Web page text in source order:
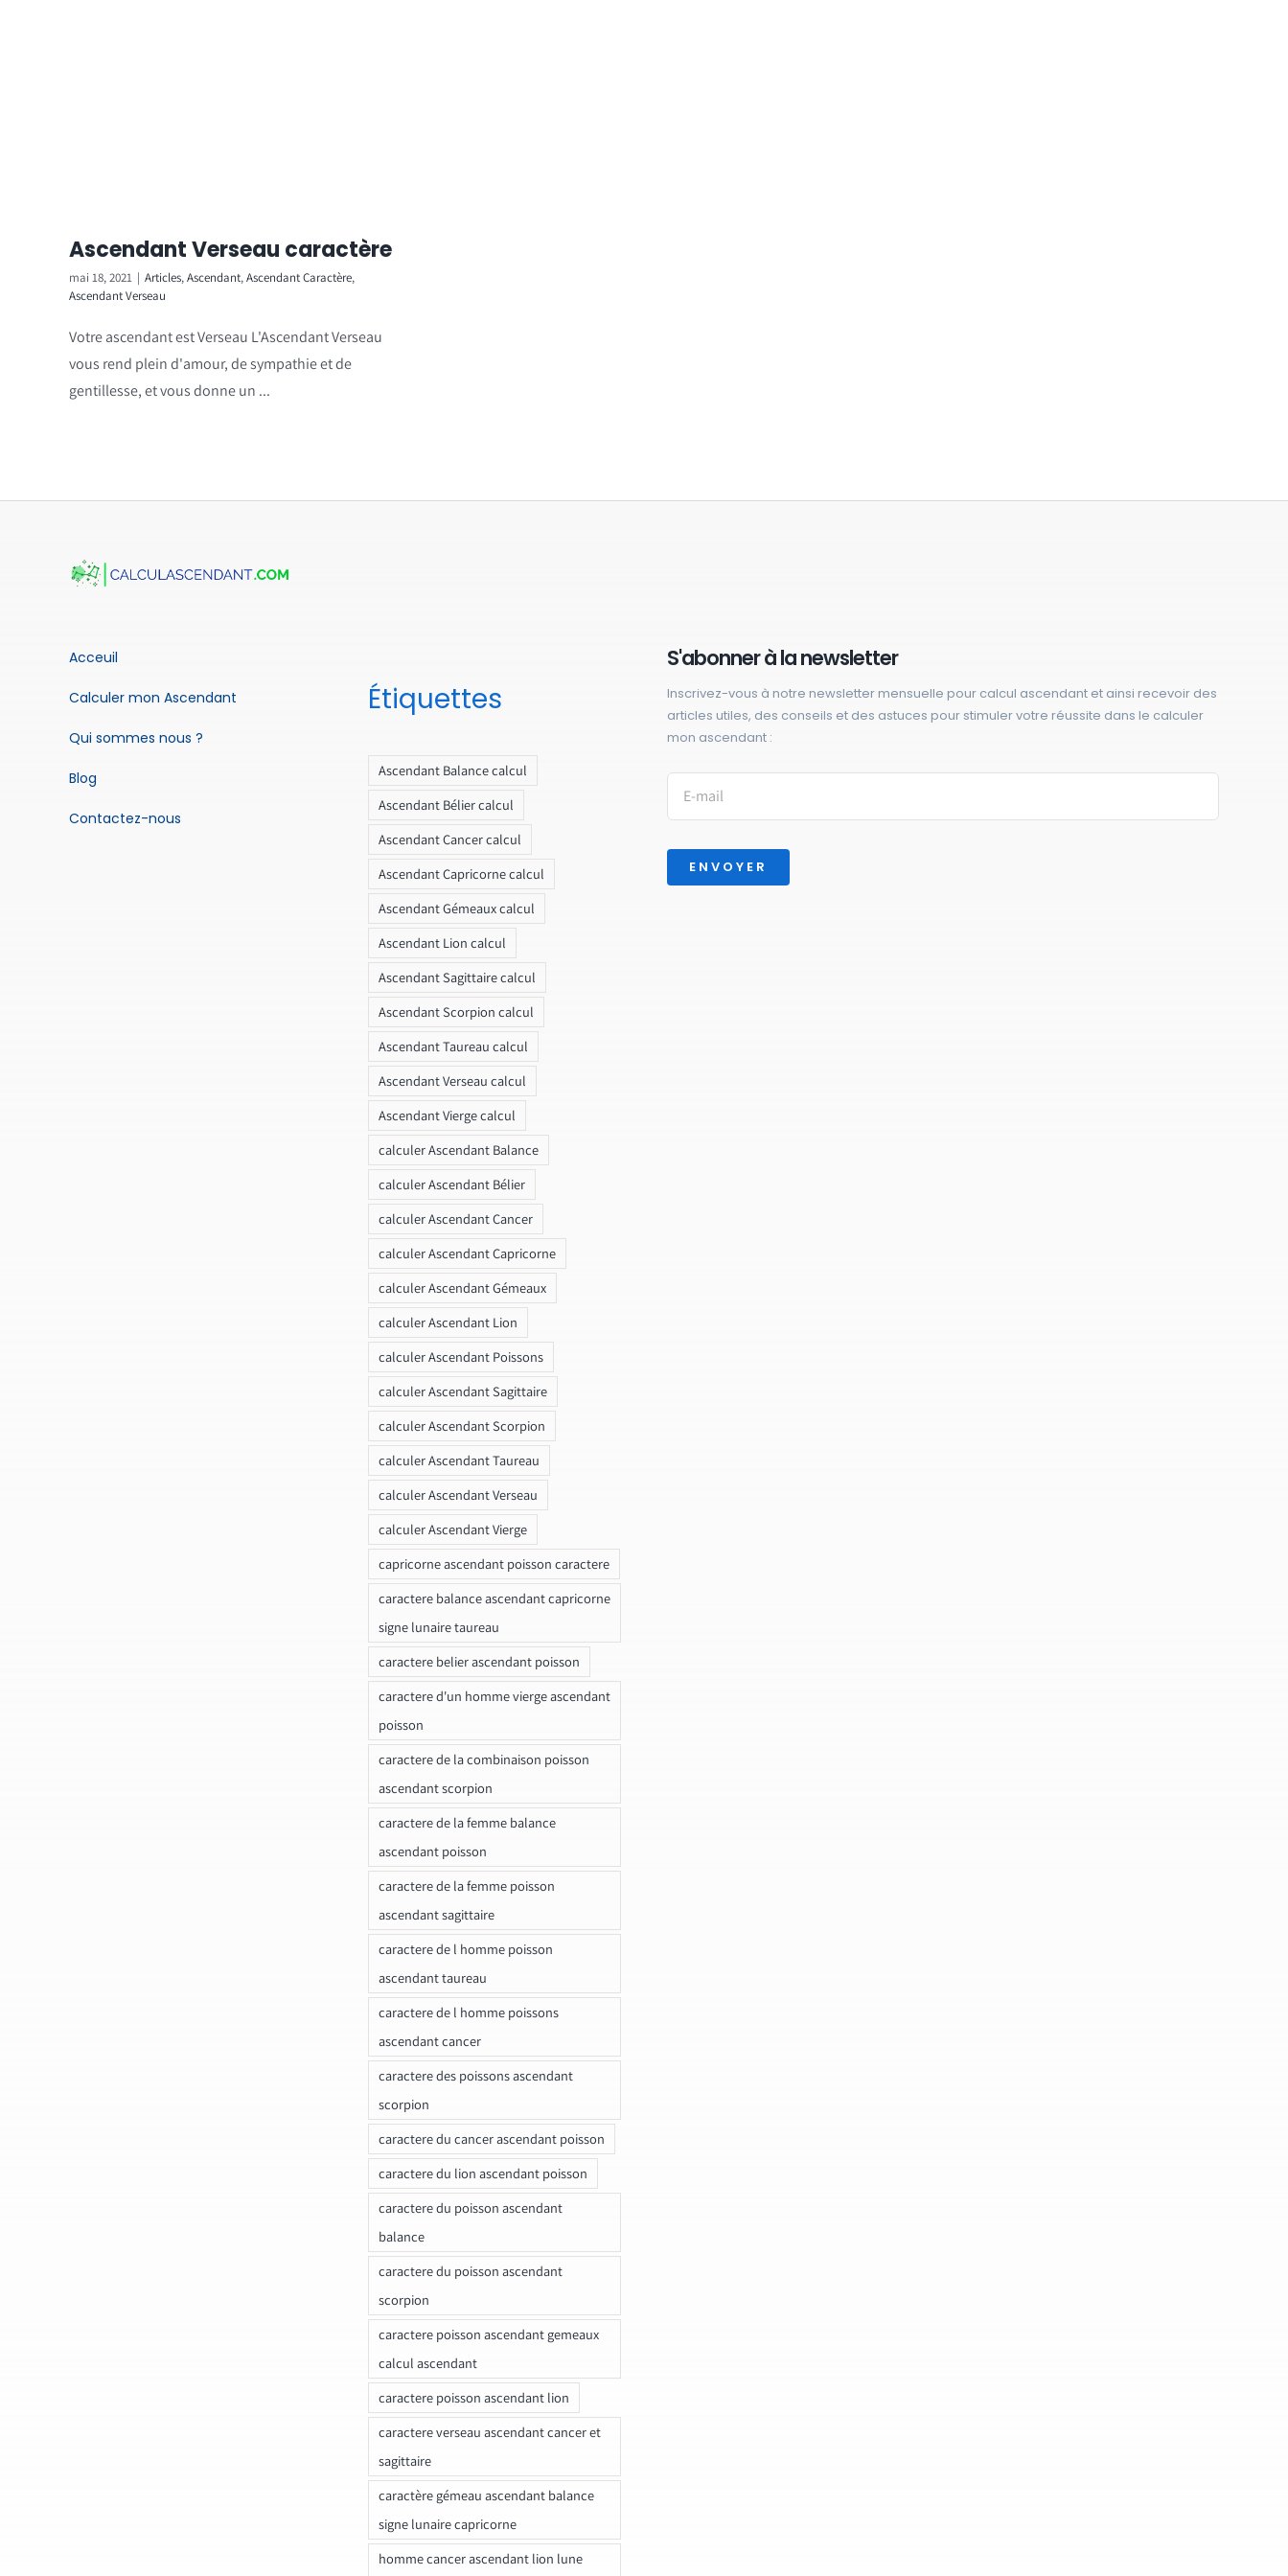
Ascendant Verseau caractère
mai 18, 2021 | Articles,Ascendant,Ascendant Caractère,
Ascendant Verseau
Votre ascendant est Verseau L'Ascendant Verseau
vous rend plein d'amour, de sympathie et de
gentillesse, et vous donne un ...
Acceuil
Calculer mon Ascendant
Qui sommes nous ?
Blog
Contactez-nous
Étiquettes
Ascendant Balance calcul
Ascendant Bélier calcul
Ascendant Cancer calcul
Ascendant Capricorne calcul
Ascendant Gémeaux calcul
Ascendant Lion calcul
Ascendant Sagittaire calcul
Ascendant Scorpion calcul
Ascendant Taureau calcul
Ascendant Verseau calcul
Ascendant Vierge calcul
calculer Ascendant Balance
calculer Ascendant Bélier
calculer Ascendant Cancer
calculer Ascendant Capricorne
calculer Ascendant Gémeaux
calculer Ascendant Lion
calculer Ascendant Poissons
calculer Ascendant Sagittaire
calculer Ascendant Scorpion
calculer Ascendant Taureau
calculer Ascendant Verseau
calculer Ascendant Vierge
capricorne ascendant poisson caractere
caractere balance ascendant capricorne
signe lunaire taureau
caractere belier ascendant poisson
caractere d'un homme vierge ascendant
poisson
caractere de la combinaison poisson
ascendant scorpion
caractere de la femme balance
ascendant poisson
caractere de la femme poisson
ascendant sagittaire
caractere de l homme poisson
ascendant taureau
caractere de l homme poissons
ascendant cancer
caractere des poissons ascendant
scorpion
caractere du cancer ascendant poisson
caractere du lion ascendant poisson
caractere du poisson ascendant
balance
caractere du poisson ascendant
scorpion
caractere poisson ascendant gemeaux
calcul ascendant
caractere poisson ascendant lion
caractere verseau ascendant cancer et
sagittaire
caractère gémeau ascendant balance
signe lunaire capricorne
homme cancer ascendant lion lune
S'abonner à la newsletter
Inscrivez-vous à notre newsletter mensuelle pour calcul ascendant et ainsi recevoir des
articles utiles, des conseils et des astuces pour stimuler votre réussite dans le calculer
mon ascendant :
ENVOYER